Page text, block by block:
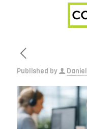
Published by Daniel